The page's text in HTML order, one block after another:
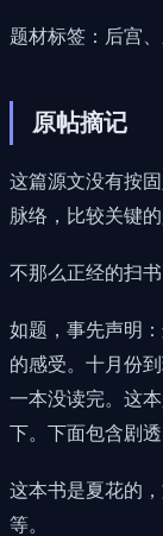
题材标签：后宫、
原帖摘记
这篇源文没有按
脉络，比较关键的
不那么正经的扫
如题，事先声明
的感受。十月份
一本没读完。这
下。下面包含剧
这本书是夏花的
等。